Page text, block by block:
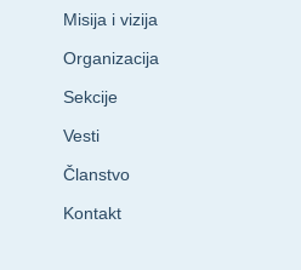
Misija i vizija
Organizacija
Sekcije
Vesti
Članstvo
Kontakt